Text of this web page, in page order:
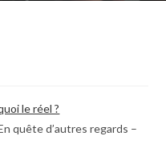
le réel ?
quête d’autres regards –